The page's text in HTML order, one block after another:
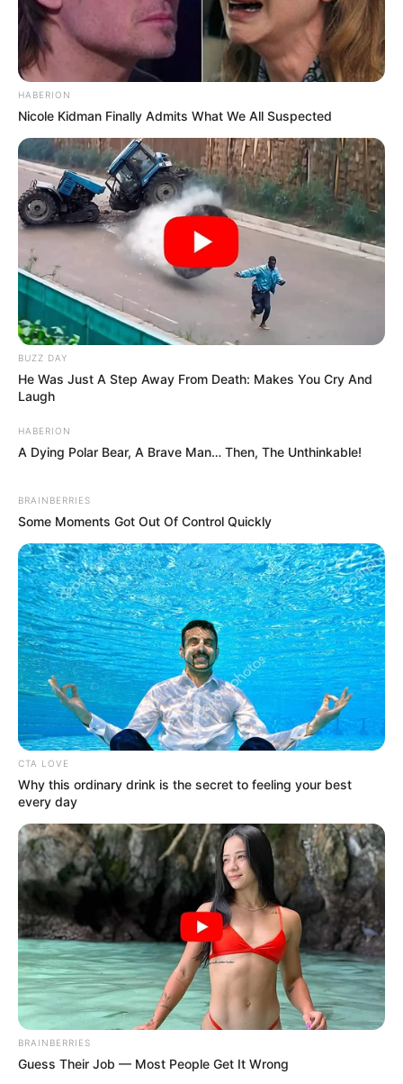
HABERION
Nicole Kidman Finally Admits What We All Suspected
BUZZ DAY
He Was Just A Step Away From Death: Makes You Cry And
Laugh
HABERION
A Dying Polar Bear, A Brave Man… Then, The Unthinkable!
BRAINBERRIES
Some Moments Got Out Of Control Quickly
CTA LOVE
Why this ordinary drink is the secret to feeling your best
every day
BRAINBERRIES
Guess Their Job — Most People Get It Wrong